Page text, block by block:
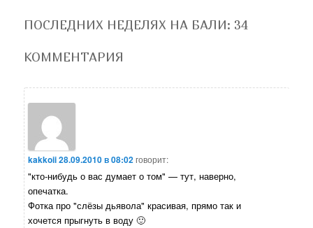
ПОСЛЕДНИХ НЕДЕЛЯХ НА БАЛИ: 34
КОММЕНТАРИЯ
kakkoii28.09.2010 в 08:02говорит:
"кто-нибудь о вас думает о том" — тут, наверно,
опечатка.
Фотка про "слёзы дьявола" красивая, прямо так и
хочется прыгнуть в воду 🙂